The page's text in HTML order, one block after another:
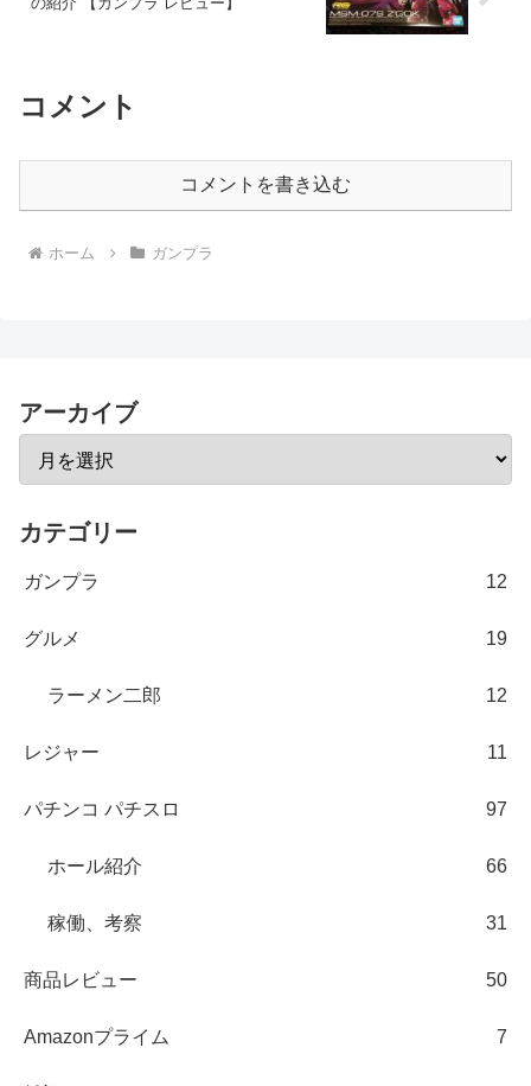
コメント
コメントを書き込む
ホーム ガンプラ
アーカイブ
カテゴリー
ガンプラ 12
グルメ 19
ラーメン二郎 12
レジャー 11
パチンコ パチスロ 97
ホール紹介 66
稼働、考察 31
商品レビュー 50
Amazonプライム 7